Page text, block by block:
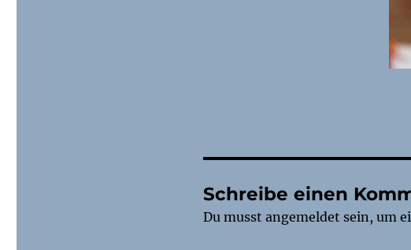
Schreibe einen
Du musst angemeldet sein, um